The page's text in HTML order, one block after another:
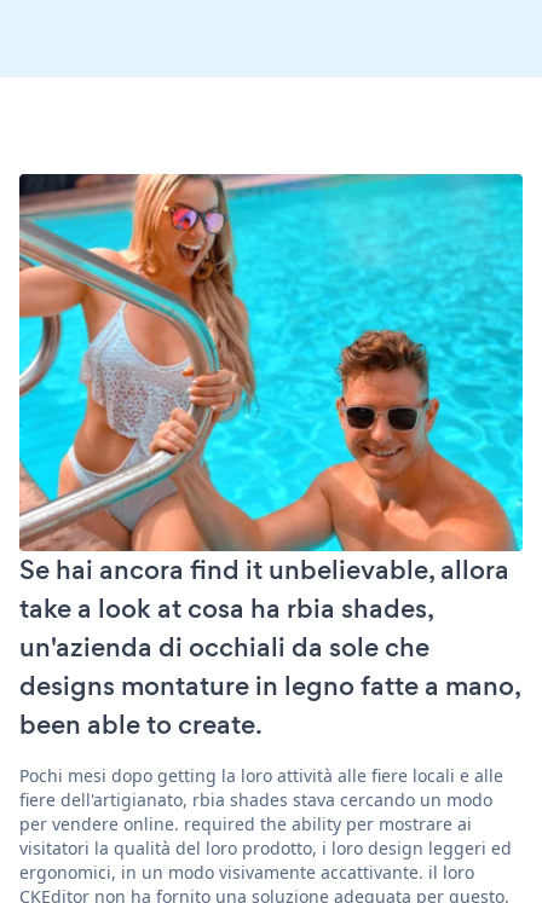
Se hai ancora find it unbelievable, allora
take a look at cosa ha rbia shades,
un'azienda di occhiali da sole che
designs montature in legno fatte a mano,
been able to create.
Pochi mesi dopo getting la loro attività alle fiere locali e alle
fiere dell'artigianato, rbia shades stava cercando un modo
per vendere online. required the ability per mostrare ai
visitatori la qualità del loro prodotto, i loro design leggeri ed
ergonomici, in un modo visivamente accattivante. il loro
CKEditor non ha fornito una soluzione adeguata per questo.